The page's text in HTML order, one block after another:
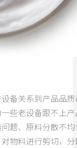
备关系到产品品
些老设备跟不上
题、原料分散不
物料进行剪切，